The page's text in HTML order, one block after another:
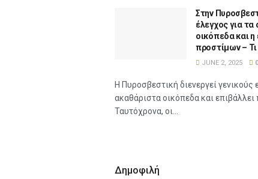
Στην
έλεγχος για
οικόπεδα και η
προστίμων – Τι
JUNE 2, 2025 0
Η Πυροσβεστική διενεργεί γενικούς
ακαθάριστα οικόπεδα και επιβάλλει
Ταυτόχρονα, οι...
Δημοφιλή